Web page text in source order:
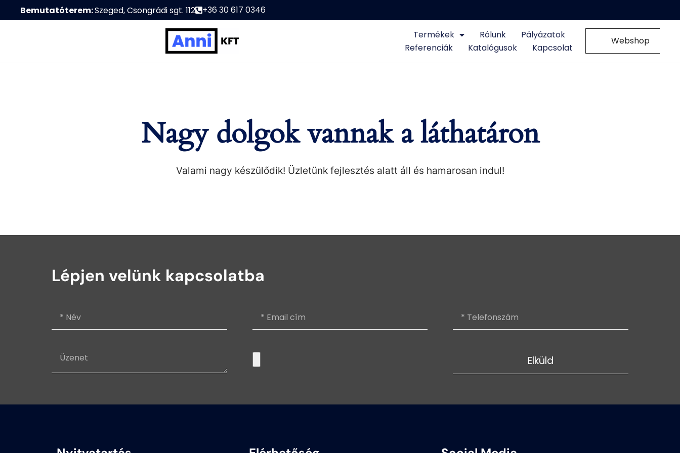
Bemutatóterem:Szeged, Csongrádi sgt. 112 +36 30 617 0346
Termékek Rólunk
Pályázatok
Referenciák
Katalógusok Kapcsolat
Webshop
Nagy dolgok vannak a láthatáron
Valami nagy készülődik! Üzletünk fejlesztés alatt áll és hamarosan indul!
Lépjen velünk kapcsolatba
Elküld